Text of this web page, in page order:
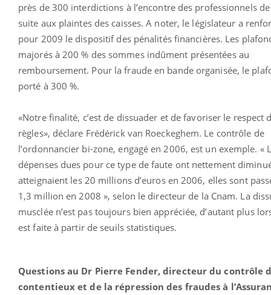
près de 300 interdictions à l’encontre des professionnels
suite aux plaintes des caisses. A noter, le législateur a
pour 2009 le dispositif des pénalités financières. Les
majorés à 200 % des sommes indûment présentées au
remboursement. Pour la fraude en bande organisée, le
porté à 300 %.
«Notre finalité, c’est de dissuader et de favoriser le respect
règles», déclare Frédérick van Roeckeghem. Le contrôle de
l’ordonnancier bi-zone, engagé en 2006, est un exemple. «
dépenses dues pour ce type de faute ont nettement
atteignaient les 20 millions d’euros en 2006, elles sont
1,3 million en 2008 », selon le directeur de la Cnam. La
musclée n’est pas toujours bien appréciée, d’autant plus
est faite à partir de seuils statistiques.
Questions au Dr Pierre Fender, directeur du contrôle
contentieux et de la répression des fraudes à